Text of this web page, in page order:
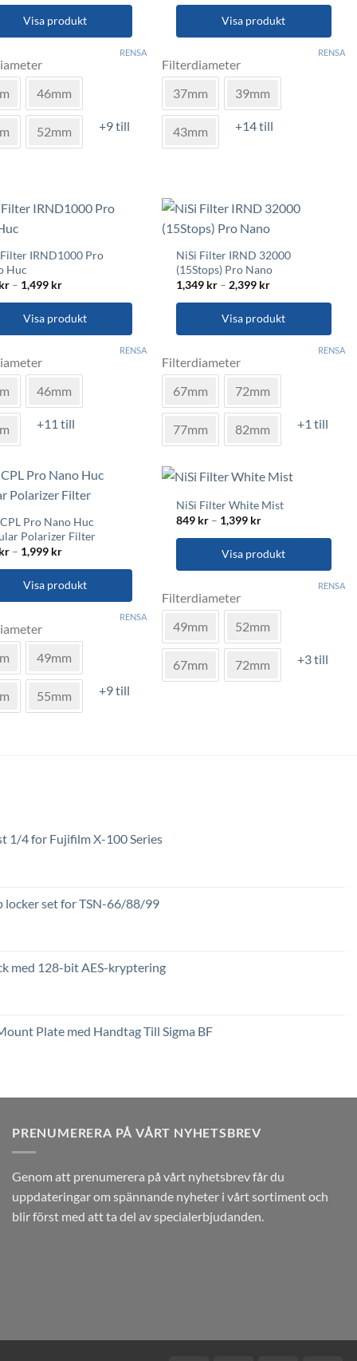
till
2,499 kr
Visa produkt
46mm
52mm +9 till
RENSA
till
2,099 kr
Visa produkt
här
har
flera
varianter.
kan
väljas
på
produktsidan
Filterdiameter
37mm
39mm
43mm +14 till
RENSA
IRND1000 Pro
Huc
kr – 1,499 krPrisintervall:
till
1,499 kr
Visa produkt
46mm
+11 till
RENSA
NiSi Filter IRND 32000
(15Stops) Pro Nano
1,349 kr – 2,399 krPrisintervall:
till
2,399 kr
Visa produkt
här
har
flera
varianter.
olika
kan
väljas
Filterdiameter
67mm
72mm
77mm 82mm +1 till
RENSA
Pro Nano Huc
Polarizer Filter
kr – 1,999 krPrisintervall:
till
1,999 kr
Visa produkt
49mm
55mm +9 till
RENSA
NiSi Filter White Mist
849 kr – 1,399 krPrisintervall:
till
1,399 kr
Visa produkt
här
har
flera
varianter.
Filterdiameter
49mm
52mm
67mm 72mm +3 till
RENSA
1/4 for Fujifilm X-100 Series
locker set for TSN-66/88/99
med 128-bit AES-kryptering
3,789 krPlate med Handtag Till Sigma BF
PRENUMERERA PÅ VÅRT NYHETSBREV
Genom att prenumerera på vårt nyhetsbrev får du
uppdateringar om spännande nyheter i vårt sortiment och
blir först med att ta del av specialerbjudanden.